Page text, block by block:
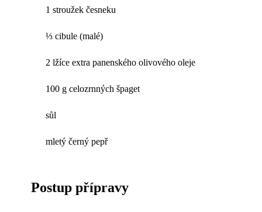
1 stroužek česneku
⅓ cibule (malé)
2 lžíce extra panenského olivového oleje
100 g celozrnných špaget
sůl
mletý černý pepř
Postup přípravy